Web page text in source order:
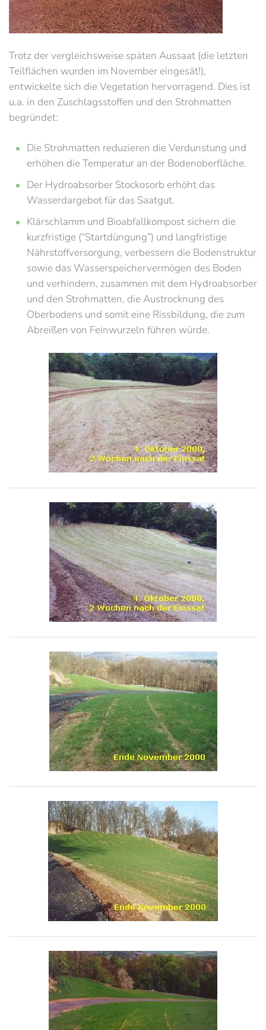
Trotz der vergleichsweise späten Aussaat (die letzten
Teilflächen wurden im November eingesät!),
entwickelte sich die Vegetation hervorragend. Dies ist
u.a. in den Zuschlagsstoffen und den Strohmatten
begründet:
Die Strohmatten reduzieren die Verdunstung und
erhöhen die Temperatur an der Bodenoberfläche.
Der Hydroabsorber Stockosorb erhöht das
Wasserdargebot für das Saatgut.
Klärschlamm und Bioabfallkompost sichern die
kurzfristige (“Startdüngung”) und langfristige
Nährstoffversorgung, verbessern die Bodenstruktur
sowie das Wasserspeichervermögen des Boden
und verhindern, zusammen mit dem Hydroabsorber
und den Strohmatten, die Austrocknung des
Oberbodens und somit eine Rissbildung, die zum
Abreißen von Feinwurzeln führen würde.